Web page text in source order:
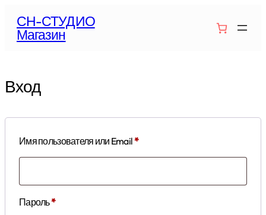
содержимому
СН-СТУДИО
Магазин
Вход
Имя пользователя или Email*Обязательно
Пароль*Обязательно